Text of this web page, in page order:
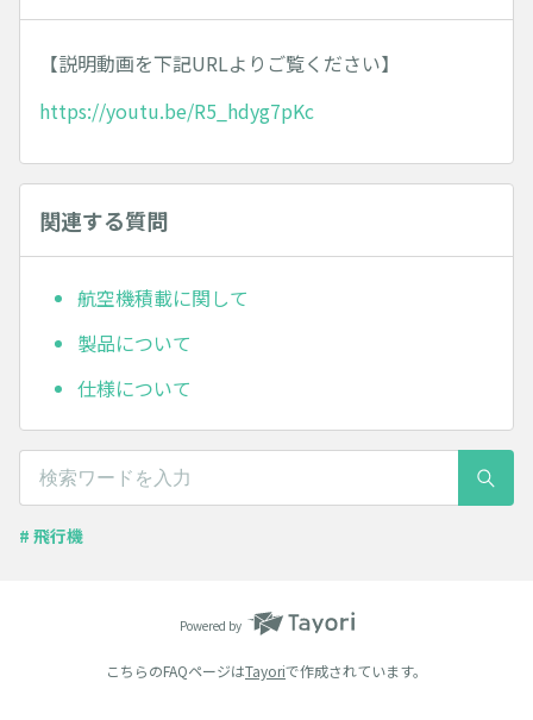
【説明動画を下記URLよりご覧ください】
https://youtu.be/R5_hdyg7pKc
関連する質問
航空機積載に関して
製品について
仕様について
# 飛行機
Powered by
こちらのFAQページはTayoriで作成されています。